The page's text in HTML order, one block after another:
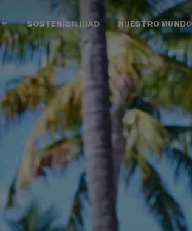
SOSTENIBILIDAD NUESTRO MUNDO